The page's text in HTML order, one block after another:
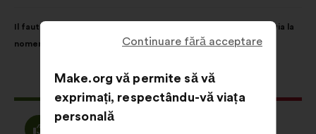
propunerii:
Il faut davantage mettre en avant les rôle-modèles féminins via la
nomenclature des équipements sportifs
Această
propunere
98 voturi
următoarea
distribuire:
Acord
Continuare fără acceptare
Make.org vă permite să vă
exprimați, respectându-vă viața
personală